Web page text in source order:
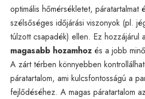
optimális hőmérsékletet, páratartalmat
szélsőséges időjárási viszonyok (pl.
túlzott csapadék) ellen. Ez hozzájárul a
magasabb hozamhoz és a jobb
A zárt térben könnyebben
páratartalom, ami kulcsfontosságú a
fejlődéséhez. A magas páratartalom